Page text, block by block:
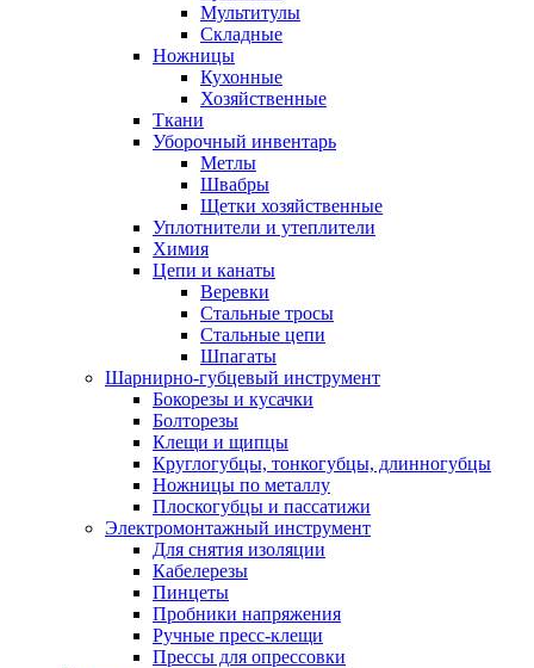
Мультитулы
Складные
Ножницы
Кухонные
Хозяйственные
Ткани
Уборочный инвентарь
Метлы
Швабры
Щетки хозяйственные
Уплотнители и утеплители
Химия
Цепи и канаты
Веревки
Стальные тросы
Стальные цепи
Шпагаты
Шарнирно-губцевый инструмент
Бокорезы и кусачки
Болторезы
Клещи и щипцы
Круглогубцы, тонкогубцы, длинногубцы
Ножницы по металлу
Плоскогубцы и пассатижи
Электромонтажный инструмент
Для снятия изоляции
Кабелерезы
Пинцеты
Пробники напряжения
Ручные пресс-клещи
Прессы для опрессовки